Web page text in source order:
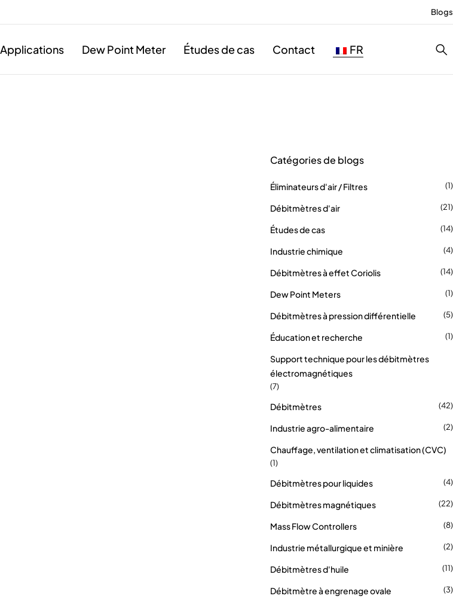
Blogs
Applications Dew Point Meter Études de cas Contact FR
Catégories de blogs
Éliminateurs d'air / Filtres (1)
Débitmètres d'air (21)
Études de cas (14)
Industrie chimique (4)
Débitmètres à effet Coriolis (14)
Dew Point Meters (1)
Débitmètres à pression différentielle (5)
Éducation et recherche (1)
Support technique pour les débitmètres
électromagnétiques
(7)
Débitmètres (42)
Industrie agro-alimentaire (2)
Chauffage, ventilation et climatisation (CVC)
(1)
Débitmètres pour liquides (4)
Débitmètres magnétiques (22)
Mass Flow Controllers (8)
Industrie métallurgique et minière (2)
Débitmètres d'huile (11)
Débitmètre à engrenage ovale (3)